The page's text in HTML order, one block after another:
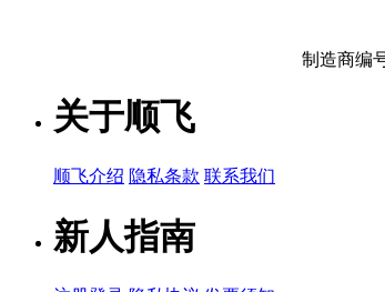
制造商编
关于顺飞
顺飞介绍 隐私条款 联系我们
新人指南